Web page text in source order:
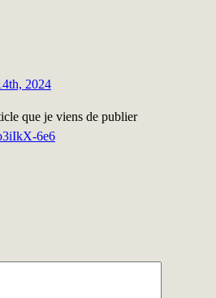
2024
que je viens de publier
6e6